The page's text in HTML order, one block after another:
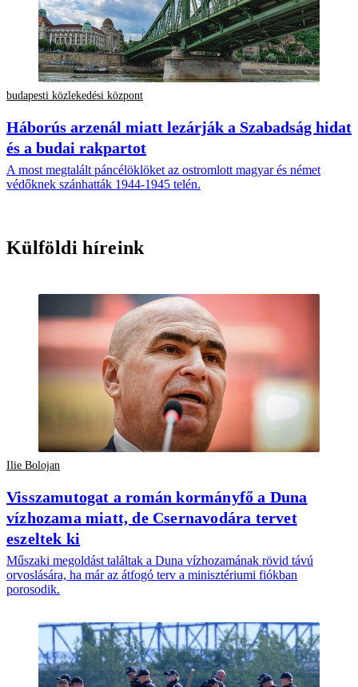
budapesti közlekedési központ
Háborús arzenál miatt lezárják a Szabadság hidat
és a budai rakpartot
A most megtalált páncélöklöket az ostromlott magyar és német
védőknek szánhatták 1944-1945 telén.
Külföldi híreink
Ilie Bolojan
Visszamutogat a román kormányfő a Duna
vízhozama miatt, de Csernavodára tervet
eszeltek ki
Műszaki megoldást találtak a Duna vízhozamának rövid távú
orvoslására, ha már az átfogó terv a minisztériumi fiókban
porosodik.